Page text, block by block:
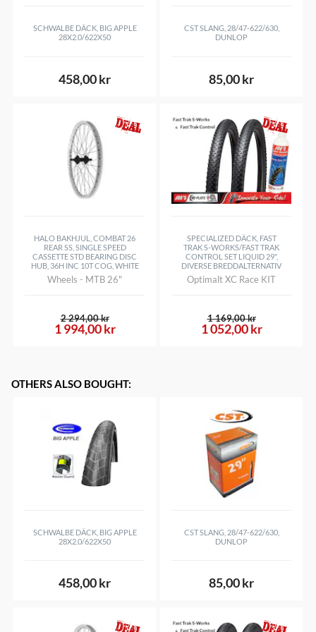
E-25
Anpassad för Liquid/Vätska
Uppbyggnad sida (TPI/EPI)
RaceGuard
SCHWALBE DÄCK, BIG APPLE
28X2.0/622X50
458,00 kr
CST SLANG, 28/47-622/630,
DUNLOP
85,00 kr
HALO BAKHJUL, COMBAT 26
REAR SS, SINGLE SPEED
CASSETTE STD BEARING DISC
HUB, 36H INC 10T COG, WHITE
Wheels - MTB 26"
1 994,00 kr
2 294,00 kr
SPECIALIZED DÄCK, FAST
TRAK S-WORKS/FAST TRAK
CONTROL SET LIQUID 29",
DIVERSE BREDDALTERNATIV
Optimalt XC Race KIT
1 052,00 kr
1 169,00 kr
OTHERS ALSO BOUGHT:
SCHWALBE DÄCK, BIG APPLE
28X2.0/622X50
458,00 kr
CST SLANG, 28/47-622/630,
DUNLOP
85,00 kr